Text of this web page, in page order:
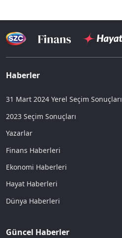
Haberler
31 Mart 2024 Yerel Seçim Sonuçları
2023 Seçim Sonuçları
Yazarlar
Finans Haberleri
Ekonomi Haberleri
Hayat Haberleri
Dünya Haberleri
Güncel Haberler